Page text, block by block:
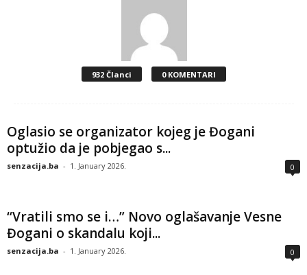
932 Članci 0 KOMENTARI
Oglasio se organizator kojeg je Đogani
optužio da je pobjegao s...
senzacija.ba - 1. January 2026. 0
“Vratili smo se i…” Novo oglašavanje Vesne
Đogani o skandalu koji...
senzacija.ba - 1. January 2026. 0